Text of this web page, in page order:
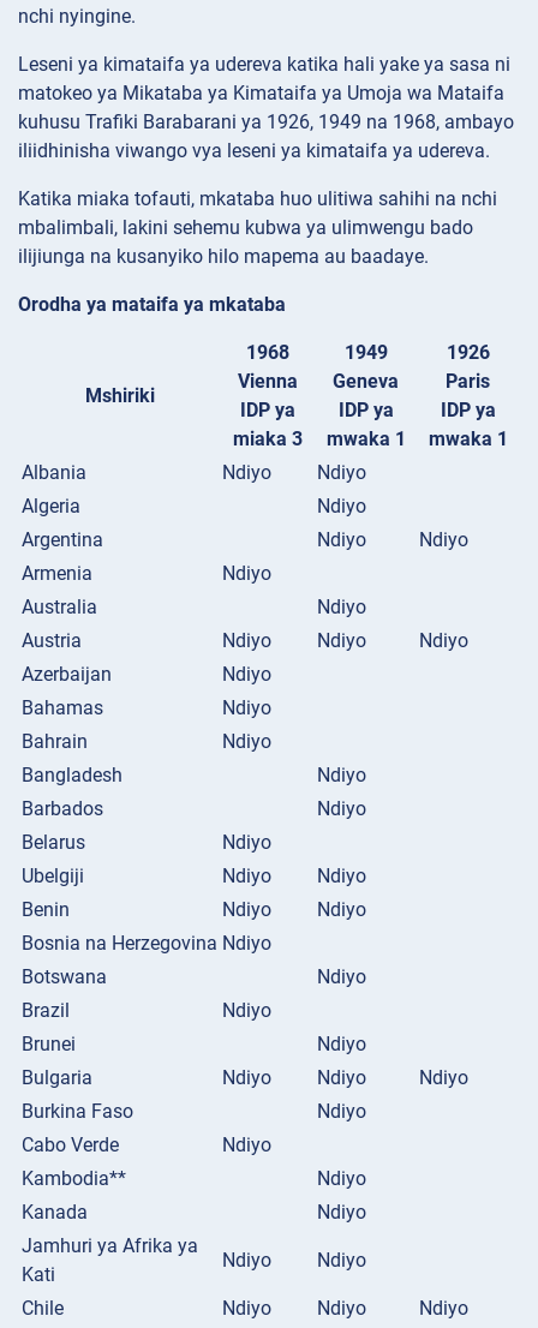
nchi nyingine.
Leseni ya kimataifa ya udereva katika hali yake ya sasa ni
matokeo ya Mikataba ya Kimataifa ya Umoja wa Mataifa
kuhusu Trafiki Barabarani ya 1926, 1949 na 1968, ambayo
iliidhinisha viwango vya leseni ya kimataifa ya udereva.
Katika miaka tofauti, mkataba huo ulitiwa sahihi na nchi
mbalimbali, lakini sehemu kubwa ya ulimwengu bado
ilijiunga na kusanyiko hilo mapema au baadaye.
Orodha ya mataifa ya mkataba
Mshiriki
1968
Vienna
IDP ya
miaka 3
1949
Geneva
IDP ya
mwaka 1
1926
Paris
IDP ya
mwaka 1
Albania
Ndiyo
Ndiyo
Algeria
Ndiyo
Argentina
Ndiyo
Ndiyo
Armenia
Ndiyo
Australia
Ndiyo
Austria
Ndiyo Ndiyo
Ndiyo
Azerbaijan
Ndiyo
Bahamas
Ndiyo
Bahrain
Ndiyo
Bangladesh
Ndiyo
Barbados
Ndiyo
Belarus
Ndiyo
Ubelgiji
Ndiyo
Ndiyo
Benin
Ndiyo
Ndiyo
Bosnia na Herzegovina Ndiyo
Botswana
Ndiyo
Brazil
Ndiyo
Brunei
Ndiyo
Bulgaria
Ndiyo Ndiyo
Ndiyo
Burkina Faso
Ndiyo
Cabo Verde
Ndiyo
Kambodia**
Ndiyo
Kanada
Ndiyo
Jamhuri ya Afrika ya
Kati
Ndiyo Ndiyo
Chile Ndiyo Ndiyo
Ndiyo